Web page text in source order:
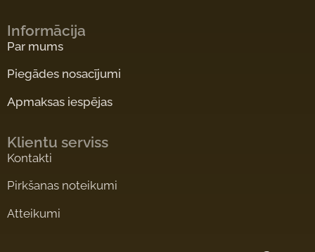
Informācija
Par mums
Piegādes nosacījumi
Apmaksas iespējas
Klientu serviss
Kontakti
Pirkšanas noteikumi
Atteikumi